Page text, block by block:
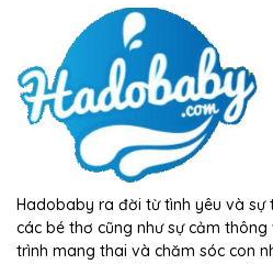
Hadobaby ra đời từ tình yêu và sự
các bé thơ cũng như sự cảm
trình mang thai và chăm sóc con